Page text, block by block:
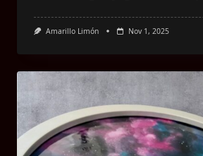
Amarillo Limón Nov 1, 2025